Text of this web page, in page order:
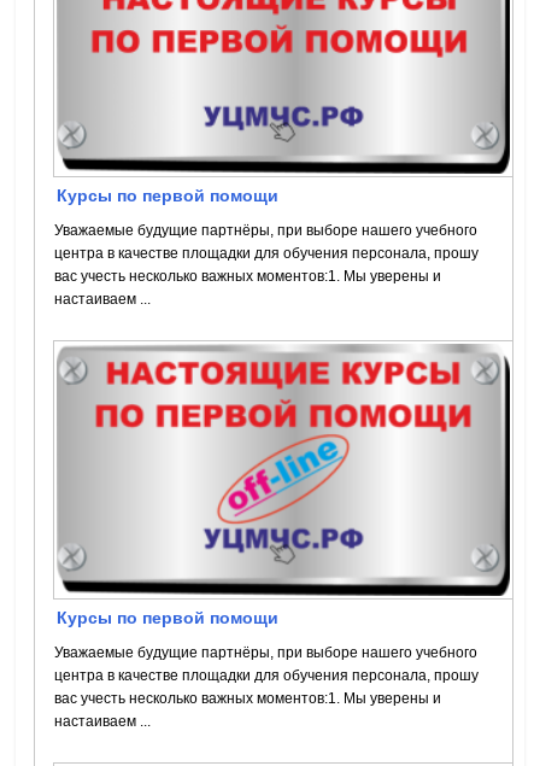
Курсы по первой помощи
Уважаемые будущие партнёры, при выборе нашего учебного
центра в качестве площадки для обучения персонала, прошу
вас учесть несколько важных моментов:1. Мы уверены и
настаиваем ...
Курсы по первой помощи
Уважаемые будущие партнёры, при выборе нашего учебного
центра в качестве площадки для обучения персонала, прошу
вас учесть несколько важных моментов:1. Мы уверены и
настаиваем ...